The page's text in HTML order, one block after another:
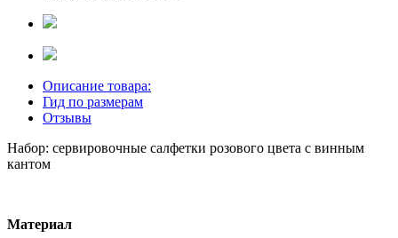
Описание товара:
Гид по размерам
Отзывы
Набор: сервировочные салфетки розового цвета с винным
кантом
Материал